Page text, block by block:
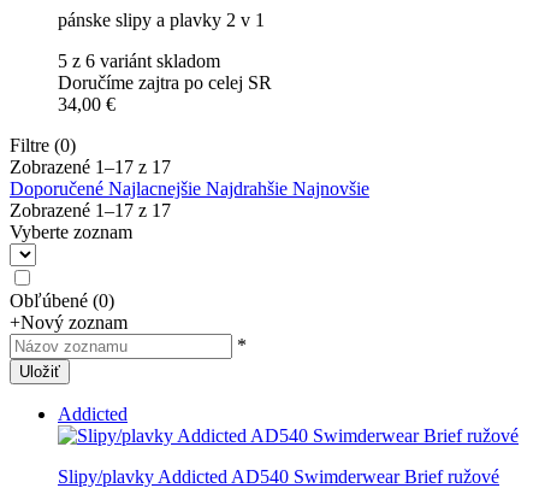
pánske slipy a plavky 2 v 1
5 z 6 variánt skladom
Doručíme zajtra po celej SR
34,00 €
Filtre (0)
Zobrazené 1–17 z 17
Doporučené Najlacnejšie Najdrahšie Najnovšie
Zobrazené 1–17 z 17
Vyberte zoznam
Obľúbené (0)
+Nový zoznam
*
Uložiť
Addicted
Slipy/plavky Addicted AD540 Swimderwear Brief ružové